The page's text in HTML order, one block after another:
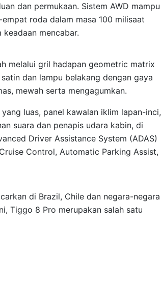
dan permukaan. Sistem AWD mampu
roda dalam masa 100 milisaat
mencabar.
melalui gril hadapan geometric matrix
dan lampu belakang dengan gaya
mewah serta mengagumkan.
luas, panel kawalan iklim lapan-inci,
suara dan penapis udara kabin, di
Driver Assistance System (ADAS)
Control, Automatic Parking Assist,
di Brazil, Chile dan negara-negara
Tiggo 8 Pro merupakan salah satu